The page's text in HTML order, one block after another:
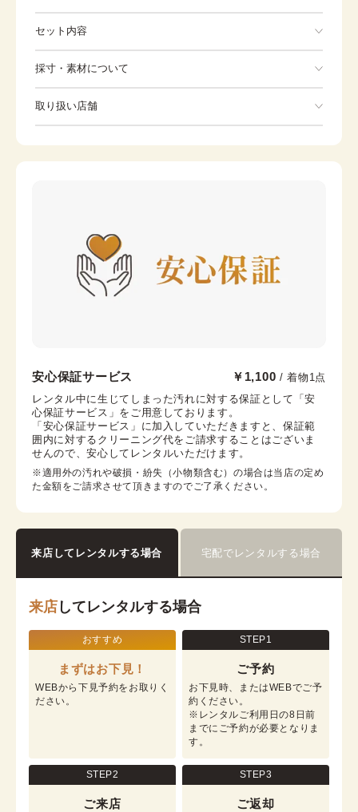
様が可愛い色打掛。 ※ 各オプション（色掛下・柄半襟・
セット内容
※着付けに必要な一式をすべて含みます。
採寸・素材について
身丈 -
取り扱い店舗
京都府京都市下京区烏丸通七条下る東塩小路町721−1 京
都タワービル3F
営業時間： 10:00 ~ 17:30
着付け最終受付時間：15:30
返却締め切り時間：17:30
安心保証サービス ￥1,100 / 着物1点
レンタル中に生じてしまった汚れに対する保証として「安
心保証サービス」をご用意しております。
「安心保証サービス」に加入していただきますと、保証範
囲内に対するクリーニング代をご請求することはございま
せんので、安心してレンタルいただけます。
※適用外の汚れや破損・紛失（小物類含む）の場合は当店の定め
た金額をご請求させて頂きますのでご了承ください。
来店してレンタルする場合 宅配でレンタルする場合
来店 してレンタルする場合
おすすめ
まずはお下見！
WEBから下見予約をお取りく
ださい。
STEP1
ご予約
お下見時、またはWEBでご予
約ください。
※レンタルご利用日の8日前
までにご予約が必要となりま
す。
STEP2
ご来店
STEP3
ご返却